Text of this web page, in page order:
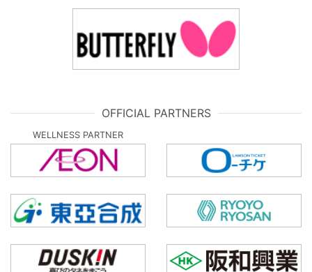
OFFICIAL PARTNERS
WELLNESS PARTNER